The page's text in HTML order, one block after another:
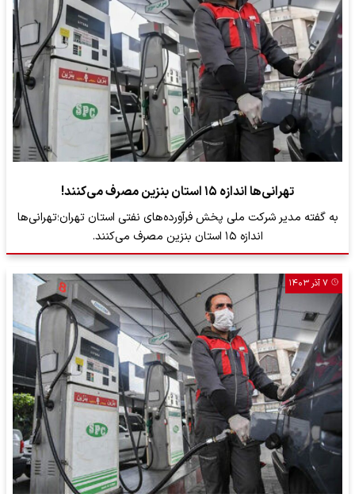
تهرانی‌ها اندازه ۱۵ استان بنزین مصرف می‌کنند!
به گفته مدیر شرکت ملی پخش فرآورده‌های نفتی استان تهران؛تهرانی‌ها
اندازه ۱۵ استان بنزین مصرف می‌کنند.
۷ آذر ۱۴۰۳